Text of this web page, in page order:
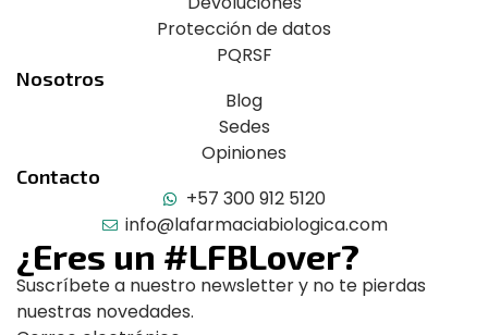
Protección de datos
PQRSF
Nosotros
Blog
Sedes
Opiniones
Contacto
+57 300 912 5120
info@lafarmaciabiologica.com
¿Eres un #LFBLover?
Suscríbete a nuestro newsletter y no te pierdas
nuestras novedades.